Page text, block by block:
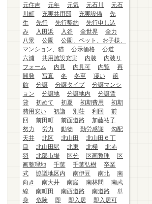
元住吉
元年 元気 元石川
元石
川町
充実共用部 充実設備
先
生
先行 先行契約
先行申し込
み
入田浜 入谷 全世界
全力
八景
公園
公園、ペット、お子様、
マンション、猫
公示価格
公道
六浦
共用施設充実 内装
内装リ
フォーム
内見 内見可 内覧
再
開発
写真 冬 冬至 凄い
函
館
分譲 分譲タイプ
分譲マンシ
ョン
分譲地 分譲地内
分譲賃
貸
初めて 初夏 初期費用
初期
費用安い
初詣 別荘 利回
前
回
前田町 前面道路
加藤祐子
努力
労力 動物 勤労感謝
勾配
天井
北区 北山田
北山田６丁
目
北山田駅 北東 北極
北赤
羽
北部市場 区分 区画整理
区
画整理地
千葉 千葉弘樹
卒業
式
協議地区内 南伊豆 南北
南
向き
南大井 南庭 南林間
南武
線
南町田 南西道路 南道路
単
身
危険 即 即入居
即入居可